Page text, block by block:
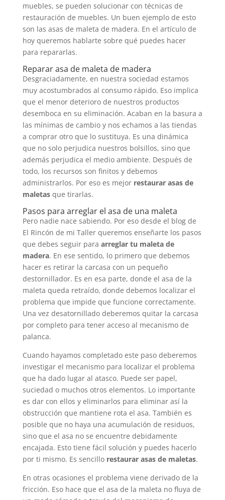
muebles, se pueden solucionar con técnicas de
restauración de muebles. Un buen ejemplo de esto
son las asas de maleta de madera. En el artículo de
hoy queremos hablarte sobre qué puedes hacer
para repararlas.
Reparar asa de maleta de madera
Desgraciadamente, en nuestra sociedad estamos
muy acostumbrados al consumo rápido. Eso implica
que el menor deterioro de nuestros productos
desemboca en su eliminación. Acaban en la basura a
las mínimas de cambio y nos echamos a las tiendas
a comprar otro que lo sustituya. Es una dinámica
que no solo perjudica nuestros bolsillos, sino que
además perjudica el medio ambiente. Después de
todo, los recursos son finitos y debemos
administrarlos. Por eso es mejor restaurar asas de
maletasque tirarlas.
Pasos para arreglar el asa de una maleta
Pero nadie nace sabiendo. Por eso desde el blog de
El Rincón de mi Taller queremos enseñarte los pasos
que debes seguir para arreglar tu maleta de
madera. En ese sentido, lo primero que debemos
hacer es retirar la carcasa con un pequeño
destornillador. Es en esa parte, donde el asa de la
maleta queda retraído, donde debemos localizar el
problema que impide que funcione correctamente.
Una vez desatornillado deberemos quitar la carcasa
por completo para tener acceso al mecanismo de
palanca.
Cuando hayamos completado este paso deberemos
investigar el mecanismo para localizar el problema
que ha dado lugar al atasco. Puede ser papel,
suciedad o muchos otros elementos. Lo importante
es dar con ellos y eliminarlos para eliminar así la
obstrucción que mantiene rota el asa. También es
posible que no haya una acumulación de residuos,
sino que el asa no se encuentre debidamente
encajada. Esto tiene fácil solución y puedes hacerlo
por ti mismo. Es sencillo restaurar asas de maletas.
En otras ocasiones el problema viene derivado de la
fricción. Eso hace que el asa de la maleta no fluya de